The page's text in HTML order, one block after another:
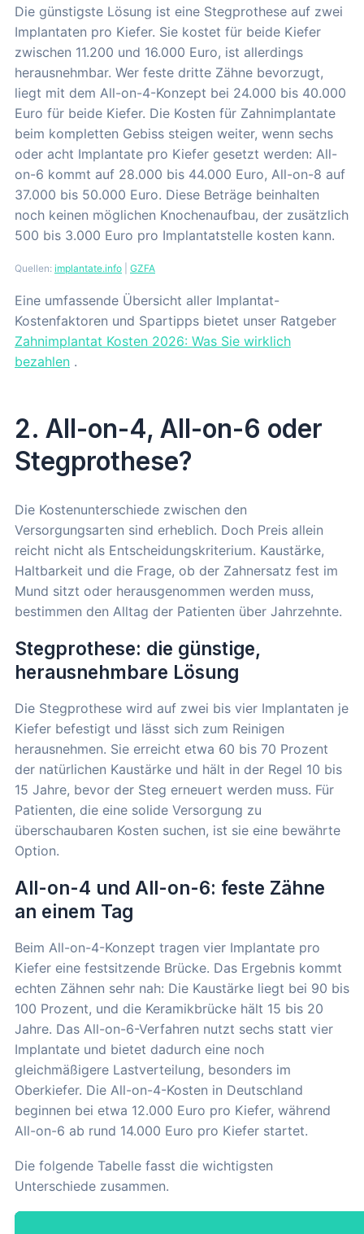
Die günstigste Lösung ist eine Stegprothese auf zwei
Implantaten pro Kiefer. Sie kostet für beide Kiefer
zwischen 11.200 und 16.000 Euro, ist allerdings
herausnehmbar. Wer feste dritte Zähne bevorzugt,
liegt mit dem All-on-4-Konzept bei 24.000 bis 40.000
Euro für beide Kiefer. Die Kosten für Zahnimplantate
beim kompletten Gebiss steigen weiter, wenn sechs
oder acht Implantate pro Kiefer gesetzt werden: All-
on-6 kommt auf 28.000 bis 44.000 Euro, All-on-8 auf
37.000 bis 50.000 Euro. Diese Beträge beinhalten
noch keinen möglichen Knochenaufbau, der zusätzlich
500 bis 3.000 Euro pro Implantatstelle kosten kann.
Quellen: implantate.info GZFA
Eine umfassende Übersicht aller Implantat-
Kostenfaktoren und Spartipps bietet unser Ratgeber
Zahnimplantat Kosten 2026: Was Sie wirklich
bezahlen .
2. All-on-4, All-on-6 oder
Stegprothese?
Die Kostenunterschiede zwischen den
Versorgungsarten sind erheblich. Doch Preis allein
reicht nicht als Entscheidungskriterium. Kaustärke,
Haltbarkeit und die Frage, ob der Zahnersatz fest im
Mund sitzt oder herausgenommen werden muss,
bestimmen den Alltag der Patienten über Jahrzehnte.
Stegprothese: die günstige,
herausnehmbare Lösung
Die Stegprothese wird auf zwei bis vier Implantaten je
Kiefer befestigt und lässt sich zum Reinigen
herausnehmen. Sie erreicht etwa 60 bis 70 Prozent
der natürlichen Kaustärke und hält in der Regel 10 bis
15 Jahre, bevor der Steg erneuert werden muss. Für
Patienten, die eine solide Versorgung zu
überschaubaren Kosten suchen, ist sie eine bewährte
Option.
All-on-4 und All-on-6: feste Zähne
an einem Tag
Beim All-on-4-Konzept tragen vier Implantate pro
Kiefer eine festsitzende Brücke. Das Ergebnis kommt
echten Zähnen sehr nah: Die Kaustärke liegt bei 90 bis
100 Prozent, und die Keramikbrücke hält 15 bis 20
Jahre. Das All-on-6-Verfahren nutzt sechs statt vier
Implantate und bietet dadurch eine noch
gleichmäßigere Lastverteilung, besonders im
Oberkiefer. Die All-on-4-Kosten in Deutschland
beginnen bei etwa 12.000 Euro pro Kiefer, während
All-on-6 ab rund 14.000 Euro pro Kiefer startet.
Die folgende Tabelle fasst die wichtigsten
Unterschiede zusammen.